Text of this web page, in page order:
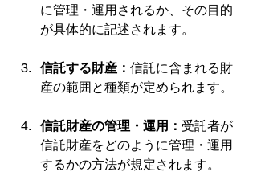
に管理・運用されるか、その目的
が具体的に記述されます。
信託する財産： 信託に含まれる財
産の範囲と種類が定められます。
信託財産の管理・運用： 受託者が
信託財産をどのように管理・運用
するかの方法が規定されます。